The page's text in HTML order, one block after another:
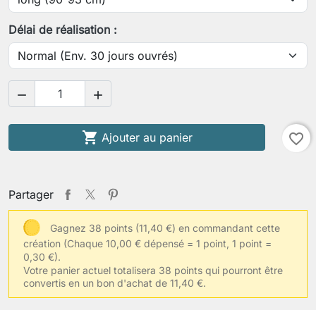
Votre longueur de bras (épaule-poignet)
Votre largeur d'épaules
Tissu(s) choisi(s)
Votre taille de vêtements habituelle
Délai de réalisation :
 
 Ajouter au panier favorite_border
Partager
Gagnez 38 points (11,40 €) en commandant cette
création (Chaque 10,00 € dépensé = 1 point, 1 point =
0,30 €).
Votre panier actuel totalisera 38 points qui pourront être
convertis en un bon d'achat de 11,40 €.